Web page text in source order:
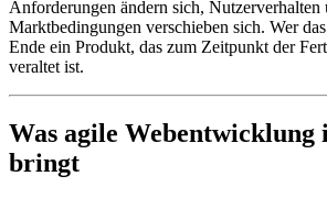
Anforderungen ändern sich, Nutzerverhalten
Marktbedingungen verschieben sich. Wer
Ende ein Produkt, das zum Zeitpunkt der
veraltet ist.
Was agile Webentwicklung
bringt